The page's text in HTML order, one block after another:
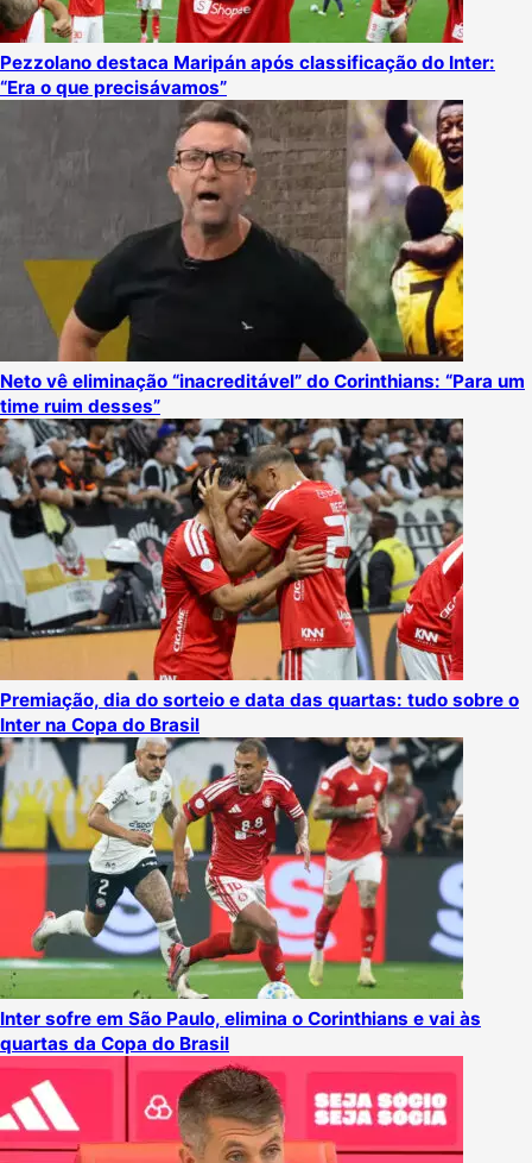
Pezzolano destaca Maripán após classificação do Inter:
“Era o que precisávamos”
Neto vê eliminação “inacreditável” do Corinthians: “Para um
time ruim desses”
Premiação, dia do sorteio e data das quartas: tudo sobre o
Inter na Copa do Brasil
Inter sofre em São Paulo, elimina o Corinthians e vai às
quartas da Copa do Brasil